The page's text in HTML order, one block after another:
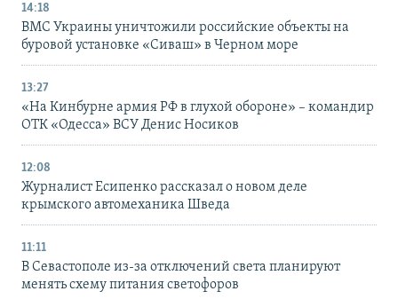
14:18
ВМС Украины уничтожили российские объекты на
буровой установке «Сиваш» в Черном море
13:27
«На Кинбурне армия РФ в глухой обороне» – командир
ОТК «Одесса» ВСУ Денис Носиков
12:08
Журналист Есипенко рассказал о новом деле
крымского автомеханика Шведа
11:11
В Севастополе из-за отключений света планируют
менять схему питания светофоров